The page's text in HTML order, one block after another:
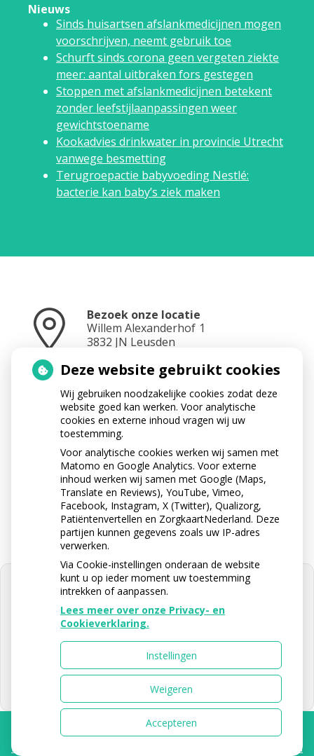
Nieuws
Sinds huisartsen afslankmedicijnen mogen
voorschrijven, neemt gebruik toe
Schurft sinds corona geen vergeten ziekte
meer: aantal uitbraken fors gestegen
Stoppen met afslankmedicijnen betekent
zonder leefstijlaanpassingen weer
gewichtstoename
Kookadvies drinkwater in provincie Utrecht
vanwege besmetting
Terugroepactie babyvoeding Nestlé:
bacterie kan baby’s ziek maken
Bezoek onze locatie
Willem Alexanderhof 1
3832 JN Leusden
Neem contact op
033 433 3282
Stuur ons een e-mail
info@apotheektabaksteeg.nl
U heeft geen toestemming gegeven
voorexterne inhouddie nodig is om
dit te zien.
Cookie-instellingen wijzigen
Uw Zorg Online|Beheer
Privacy verklaring
Voorwaarden
Deze website gebruikt cookies
Wij gebruiken noodzakelijke cookies zodat deze
website goed kan werken. Voor analytische
cookies en externe inhoud vragen wij uw
toestemming.
Voor analytische cookies werken wij samen met
Matomo en Google Analytics. Voor externe
inhoud werken wij samen met Google (Maps,
Translate en Reviews), YouTube, Vimeo,
Facebook, Instagram, X (Twitter), Qualizorg,
Patiëntenvertellen en ZorgkaartNederland. Deze
partijen kunnen gegevens zoals uw IP-adres
verwerken.
Via Cookie-instellingen onderaan de website
kunt u op ieder moment uw toestemming
intrekken of aanpassen.
Lees meer over onze Privacy- en
Cookieverklaring.
Instellingen
Weigeren
Accepteren